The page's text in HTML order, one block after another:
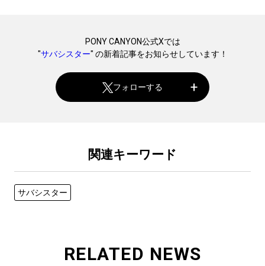
PONY CANYON公式Xでは
"サバシスター" の新着記事をお知らせしています！
フォローする
関連キーワード
サバシスター
RELATED NEWS